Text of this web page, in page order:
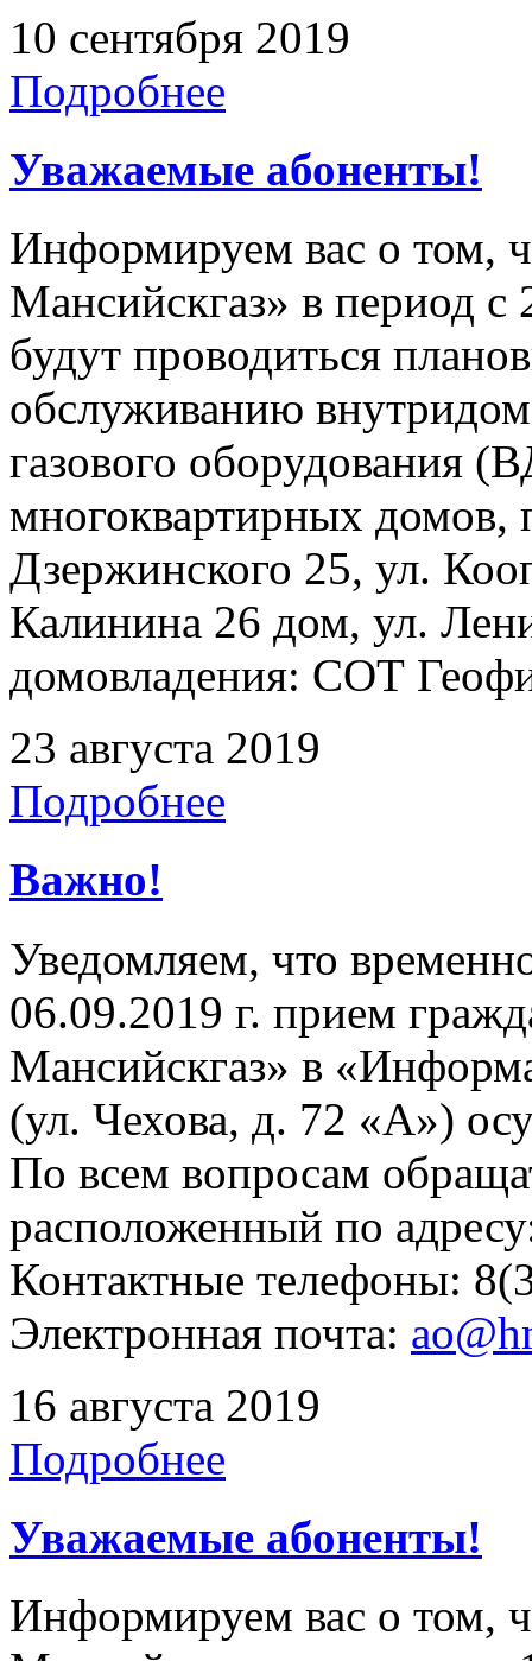
10 сентября 2019
Подробнее
Уважаемые абоненты!
Информируем вас о том,
Мансийскгаз» в период с
будут проводиться
обслуживанию
газового
многоквартирных
Дзержинского 25, ул.
Калинина 26 дом, ул.
домовладения: СОТ
23 августа 2019
Подробнее
Важно!
Уведомляем, что
06.09.2019 г. прием
Мансийскгаз» в
(ул. Чехова, д. 72 «А»)
По всем вопросам
расположенный по
Контактные телефоны:
Электронная почта:
16 августа 2019
Подробнее
Уважаемые абоненты!
Информируем вас о том,